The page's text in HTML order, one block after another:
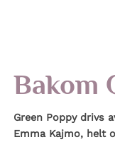
Bakom
Green Poppy drivs
Emma Kajmo, helt